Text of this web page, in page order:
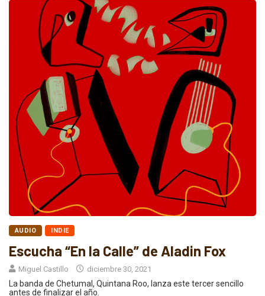
AUDIO INDIE
Escucha “En la Calle” de Aladin Fox
Miguel Castillo diciembre 30, 2021
La banda de Chetumal, Quintana Roo, lanza este tercer sencillo
antes de finalizar el año.